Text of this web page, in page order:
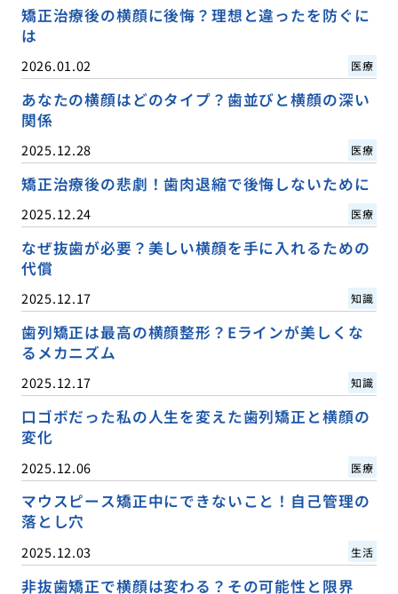
矯正治療後の横顔に後悔？理想と違ったを防ぐに
は
2026.01.02 医療
あなたの横顔はどのタイプ？歯並びと横顔の深い
関係
2025.12.28 医療
矯正治療後の悲劇！歯肉退縮で後悔しないために
2025.12.24 医療
なぜ抜歯が必要？美しい横顔を手に入れるための
代償
2025.12.17 知識
歯列矯正は最高の横顔整形？Eラインが美しくな
るメカニズム
2025.12.17 知識
口ゴボだった私の人生を変えた歯列矯正と横顔の
変化
2025.12.06 医療
マウスピース矯正中にできないこと！自己管理の
落とし穴
2025.12.03 生活
非抜歯矯正で横顔は変わる？その可能性と限界